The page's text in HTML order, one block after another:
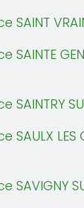
SAINT
LES